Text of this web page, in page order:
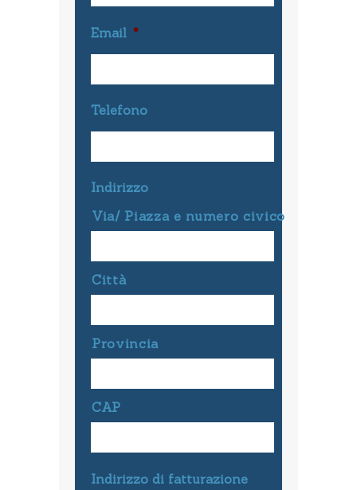
Email *
Telefono
Indirizzo
Via/ Piazza e numero civico
Città
Provincia
CAP
Indirizzo di fatturazione